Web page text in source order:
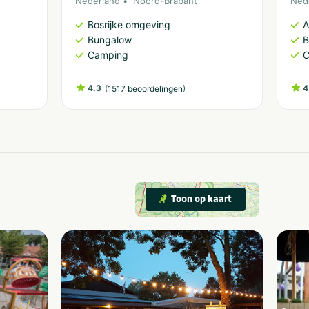
Bosrijke omgeving
Bungalow
Camping
4.3 (1517 beoordelingen)
Toon op kaart